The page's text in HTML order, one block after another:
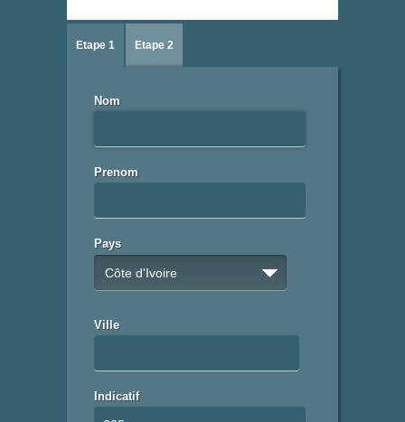
Etape 1 Etape 2
Nom
Prenom
Pays
Côte d'Ivoire
Ville
Indicatif